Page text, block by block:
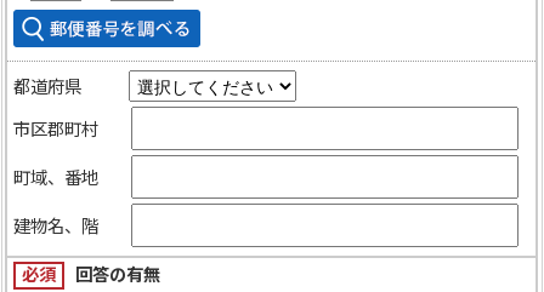
都道府県
市区郡町村
町域、番地
建物名、階
必須
回答の有無